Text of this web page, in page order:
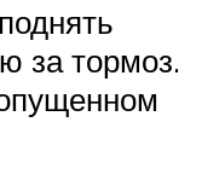
за тормоз.